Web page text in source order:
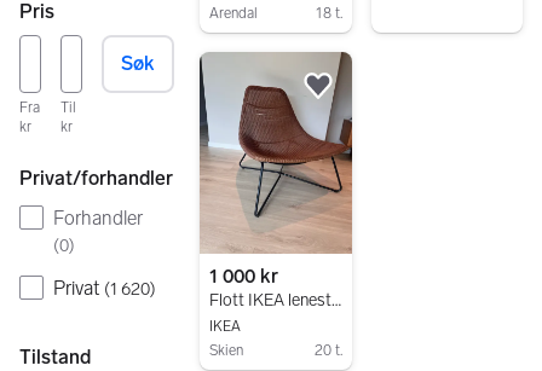
Pris
Fra
kr
Til
kr
Søk
Privat/forhandler
Forhandler
(0)
Privat (1 620)
Tilstand
Arendal
18 t.
1 000 kr
Flott IKEA lenestol – som ny!
IKEA
Skien
20 t.
Legg til som favoritt.